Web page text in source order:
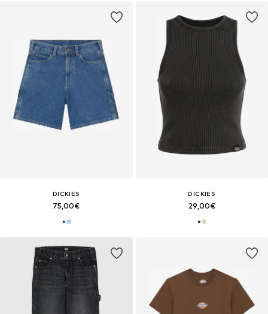
DICKIES
75,00€
DICKIES
29,00€